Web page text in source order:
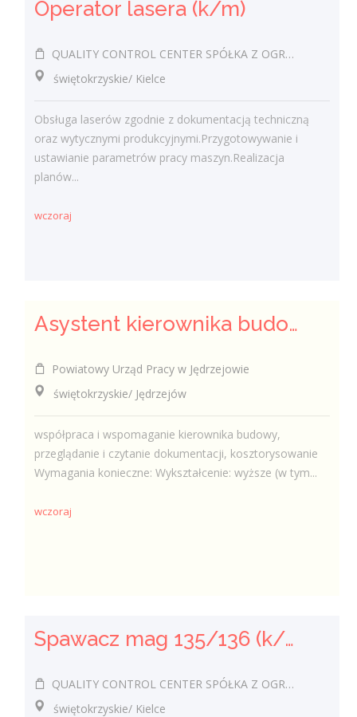
Operator lasera (k/m)
QUALITY CONTROL CENTER SPÓŁKA Z OGRANICZONĄ ODPOWIEDZIALNOŚCIĄ
świętokrzyskie/ Kielce
Obsługa laserów zgodnie z dokumentacją techniczną
oraz wytycznymi produkcyjnymi.Przygotowywanie i
ustawianie parametrów pracy maszyn.Realizacja
planów...
wczoraj
Asystent kierownika budowy
Powiatowy Urząd Pracy w Jędrzejowie
świętokrzyskie/ Jędrzejów
współpraca i wspomaganie kierownika budowy,
przeglądanie i czytanie dokumentacji, kosztorysowanie
Wymagania konieczne: Wykształcenie: wyższe (w tym...
wczoraj
Spawacz mag 135/136 (k/m)
QUALITY CONTROL CENTER SPÓŁKA Z OGRANICZONĄ ODPOWIEDZIALNOŚCIĄ
świętokrzyskie/ Kielce